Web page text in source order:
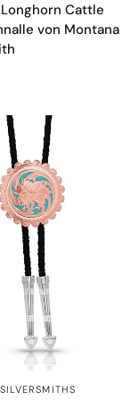
Cattle
von Montana